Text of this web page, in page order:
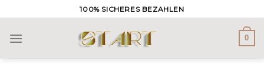
to
content
100% SICHERES BEZAHLEN
0